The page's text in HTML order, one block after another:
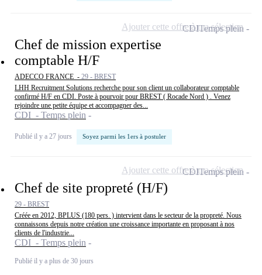
Chef de mission expertise
comptable H/F
ADECCO FRANCE - 29 - BREST
LHH Recruitment Solutions recherche pour son client un collaborateur comptable
confirmé H/F en CDI. Poste à pourvoir pour BREST ( Rocade Nord ) . Venez
rejoindre une petite équipe et accompagner des...
CDI - Temps plein
Publié il y a 27 jours Soyez parmi les 1ers à postuler
CDITemps plein
Ajouter cette offre à ma sélection
Chef de site propreté (H/F)
29 - BREST
Créée en 2012, BPLUS (180 pers. ) intervient dans le secteur de la propreté. Nous
connaissons depuis notre création une croissance importante en proposant à nos
clients de l'industrie...
CDI - Temps plein
Publié il y a plus de 30 jours
CDITemps plein
Ajouter cette offre à ma sélection